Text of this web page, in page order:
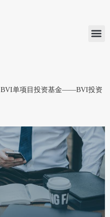
BVI单项目投资基金——BVI投资